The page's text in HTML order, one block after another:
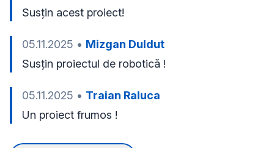
Susțin acest proiect!
05.11.2025 • Mizgan Duldut
Susțin proiectul de robotică !
05.11.2025 • Traian Raluca
Un proiect frumos !